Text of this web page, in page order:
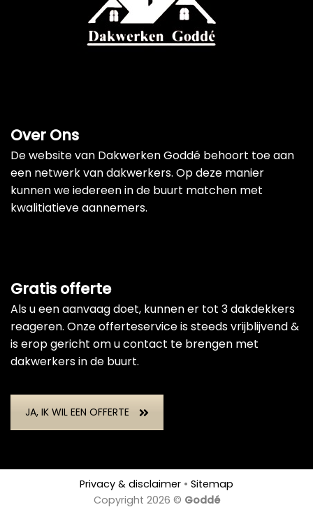
Over Ons
De website van Dakwerken Goddé behoort toe aan
een netwerk van dakwerkers. Op deze manier
kunnen we iedereen in de buurt matchen met
kwalitiatieve aannemers.
Gratis offerte
Als u een aanvaag doet, kunnen er tot 3 dakdekkers
reageren. Onze offerteservice is steeds vrijblijvend &
is erop gericht om u contact te brengen met
dakwerkers in de buurt.
JA, IK WIL EEN OFFERTE
Privacy & disclaimer • Sitemap
Copyright 2026 © Goddé